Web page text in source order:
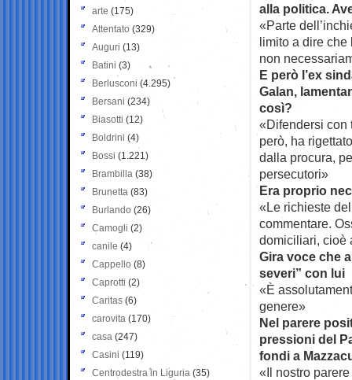
alla politica.
«Parte
limito a dire
non
E però l’ex
Galan,
così?
«Difendersi con
però, ha
dalla procura,
persecutori»
Era proprio
«Le richieste
commentare.
domiciliari, cioè
Gira voce che
severi” con lui
«È
genere»
Nel parere
pressioni del
fondi a
«Il nostro
arte (175)
Attentato (329)
Auguri (13)
Batini (3)
Berlusconi (4.295)
Bersani (234)
Biasotti (12)
Boldrini (4)
Bossi (1.221)
Brambilla (38)
Brunetta (83)
Burlando (26)
Camogli (2)
canile (4)
Cappello (8)
Caprotti (2)
Caritas (6)
carovita (170)
casa (247)
Casini (119)
Centrodestra in Liguria (35)